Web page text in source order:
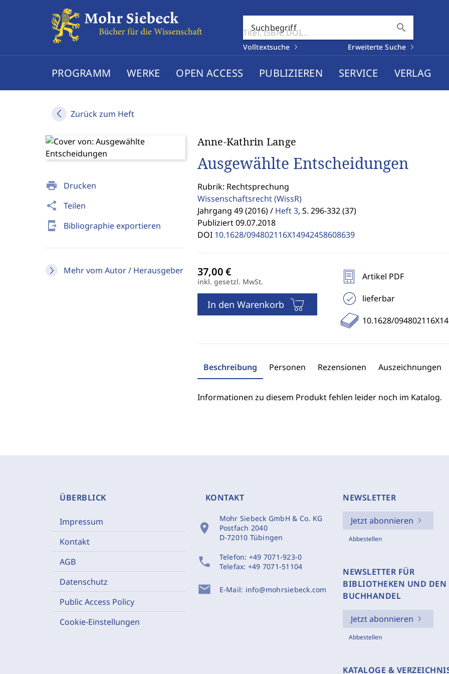
Suchbegriff search
Volltextsuche Erweiterte Suche
PROGRAMM WERKE OPEN ACCESS PUBLIZIEREN SERVICE VERLAG
Zurück zum Heft
print Drucken
share Teilen
send_to_mobile Bibliographie exportieren
Mehr vom Autor / Herausgeber
Anne-Kathrin Lange
Ausgewählte Entscheidungen
Rubrik: Rechtsprechung
Wissenschaftsrecht(WissR)
Jahrgang 49 (2016) / Heft 3, S. 296-332 (37)
Publiziert 09.07.2018
DOI 10.1628/094802116X14942458608639
inkl. gesetzl. MwSt.
In den Warenkorb
Artikel PDF
lieferbar
10.1628/
Beschreibung Personen Rezensionen Auszeichnungen
Informationen zu diesem Produkt fehlen leider noch im Katalog.
ÜBERBLICK
Impressum
Kontakt
AGB
Datenschutz
Public Access Policy
Cookie-Einstellungen
KONTAKT
location_on
Mohr Siebeck GmbH & Co. KG
Postfach 2040
D-72010 Tübingen
phone Telefon: +49 7071-923-0
Telefax: +49 7071-51104
mail E-Mail: info@mohrsiebeck.com
NEWSLETTER
Jetzt abonnieren
Abbestellen
NEWSLETTER FÜR
BIBLIOTHEKEN UND DEN
BUCHHANDEL
Jetzt abonnieren
Abbestellen
KATALOGE &